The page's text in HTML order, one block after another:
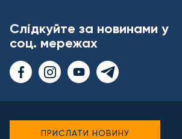
Слідкуйте за новинами у
соц. мережах
ПРИСЛАТИ НОВИНУ